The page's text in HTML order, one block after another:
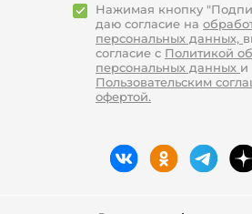
Нажимая кнопку
даю согласие на
персональных данных,
согласие с Политикой
персональных данных и
Пользовательским
офертой.